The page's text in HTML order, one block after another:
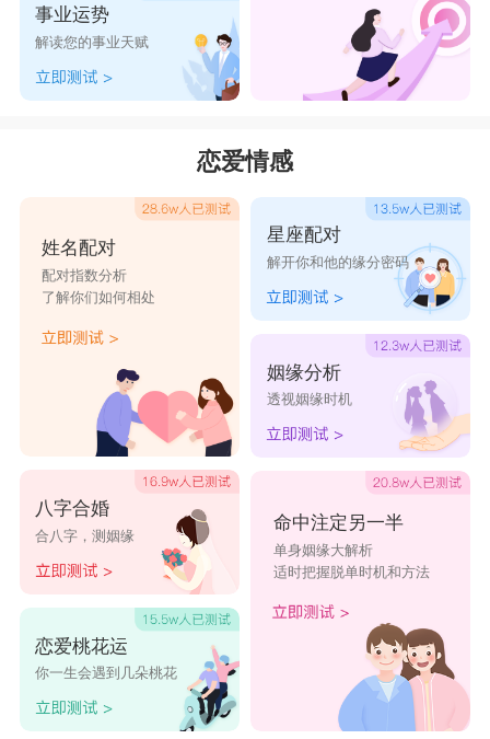
事业运势
解读您的事业天赋
恋爱情感
姓名配对
配对指数分析
了解你们如何相处
八字合婚
合八字，测姻缘
恋爱桃花运
你一生会遇到几朵桃花
星座配对
解开你和他的缘分密码
姻缘分析
透视姻缘时机
命中注定另一半
单身姻缘大解析
适时把握脱单时机和方法